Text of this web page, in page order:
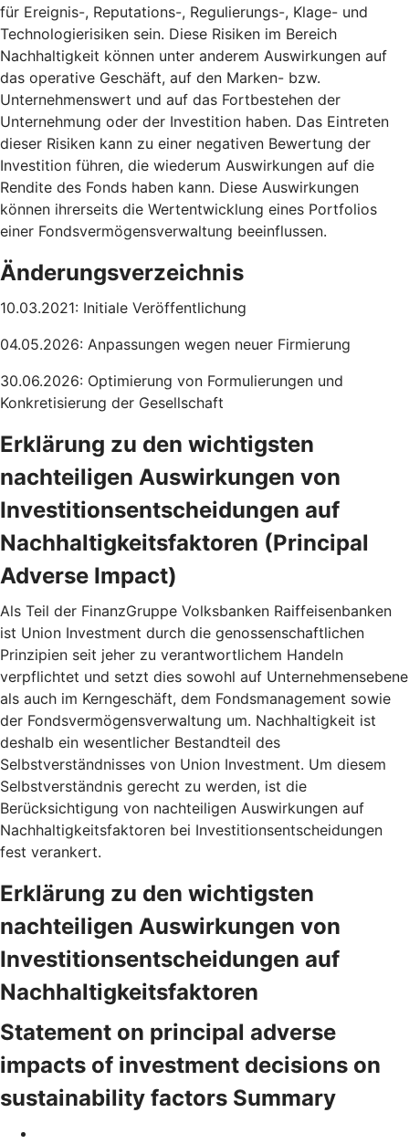
für Ereignis-, Reputations-, Regulierungs-, Klage- und
Technologierisiken sein. Diese Risiken im Bereich
Nachhaltigkeit können unter anderem Auswirkungen auf
das operative Geschäft, auf den Marken- bzw.
Unternehmenswert und auf das Fortbestehen der
Unternehmung oder der Investition haben. Das Eintreten
dieser Risiken kann zu einer negativen Bewertung der
Investition führen, die wiederum Auswirkungen auf die
Rendite des Fonds haben kann. Diese Auswirkungen
können ihrerseits die Wertentwicklung eines Portfolios
einer Fondsvermögensverwaltung beeinflussen.
Änderungsverzeichnis
10.03.2021: Initiale Veröffentlichung
04.05.2026: Anpassungen wegen neuer Firmierung
30.06.2026: Optimierung von Formulierungen und
Konkretisierung der Gesellschaft
Erklärung zu den wichtigsten
nachteiligen Auswirkungen von
Investitionsentscheidungen auf
Nachhaltigkeitsfaktoren (Principal
Adverse Impact)
Als Teil der FinanzGruppe Volksbanken Raiffeisenbanken
ist Union Investment durch die genossenschaftlichen
Prinzipien seit jeher zu verantwortlichem Handeln
verpflichtet und setzt dies sowohl auf Unternehmensebene
als auch im Kerngeschäft, dem Fondsmanagement sowie
der Fondsvermögensverwaltung um. Nachhaltigkeit ist
deshalb ein wesentlicher Bestandteil des
Selbstverständnisses von Union Investment. Um diesem
Selbstverständnis gerecht zu werden, ist die
Berücksichtigung von nachteiligen Auswirkungen auf
Nachhaltigkeitsfaktoren bei Investitionsentscheidungen
fest verankert.
Erklärung zu den wichtigsten
nachteiligen Auswirkungen von
Investitionsentscheidungen auf
Nachhaltigkeitsfaktoren
Statement on principal adverse
impacts of investment decisions on
sustainability factors Summary